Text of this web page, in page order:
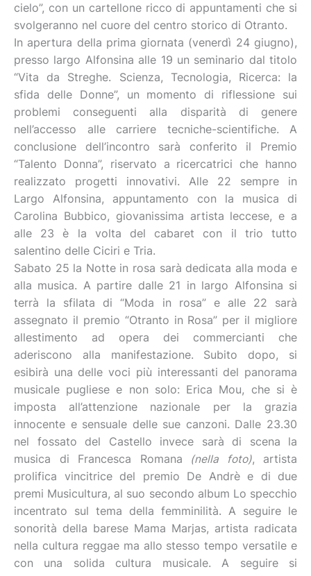
cielo”, con un cartellone ricco di appuntamenti che si
svolgeranno nel cuore del centro storico di Otranto.
In apertura della prima giornata (venerdì 24 giugno),
presso largo Alfonsina alle 19 un seminario dal titolo
“Vita da Streghe. Scienza, Tecnologia, Ricerca: la
sfida delle Donne”, un momento di riflessione sui
problemi conseguenti alla disparità di genere
nell’accesso alle carriere tecniche-scientifiche. A
conclusione dell’incontro sarà conferito il Premio
“Talento Donna”, riservato a ricercatrici che hanno
realizzato progetti innovativi. Alle 22 sempre in
Largo Alfonsina, appuntamento con la musica di
Carolina Bubbico, giovanissima artista leccese, e a
alle 23 è la volta del cabaret con il trio tutto
salentino delle Ciciri e Tria.
Sabato 25 la Notte in rosa sarà dedicata alla moda e
alla musica. A partire dalle 21 in largo Alfonsina si
terrà la sfilata di “Moda in rosa” e alle 22 sarà
assegnato il premio “Otranto in Rosa” per il migliore
allestimento ad opera dei commercianti che
aderiscono alla manifestazione. Subito dopo, si
esibirà una delle voci più interessanti del panorama
musicale pugliese e non solo: Erica Mou, che si è
imposta all’attenzione nazionale per la grazia
innocente e sensuale delle sue canzoni. Dalle 23.30
nel fossato del Castello invece sarà di scena la
musica di Francesca Romana (nella foto), artista
prolifica vincitrice del premio De Andrè e di due
premi Musicultura, al suo secondo album Lo specchio
incentrato sul tema della femminilità. A seguire le
sonorità della barese Mama Marjas, artista radicata
nella cultura reggae ma allo stesso tempo versatile e
con una solida cultura musicale. A seguire si